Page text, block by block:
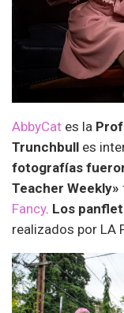
AbbyCat es la
Trunchbull es
fotografías
Teacher Weekly»
Fancy. Los
realizados por LA